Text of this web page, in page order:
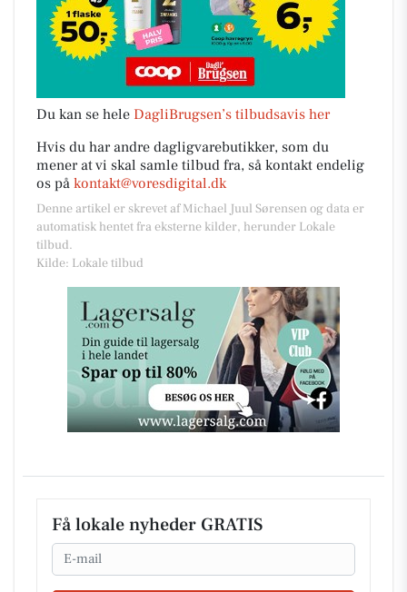
Du kan se hele DagliBrugsen’s tilbudsavis her
Hvis du har andre dagligvarebutikker, som du
mener at vi skal samle tilbud fra, så kontakt endelig
os på kontakt@voresdigital.dk
Denne artikel er skrevet af Michael Juul Sørensen og data er
automatisk hentet fra eksterne kilder, herunder Lokale
tilbud.
Kilde: Lokale tilbud
Få lokale nyheder GRATIS
Email